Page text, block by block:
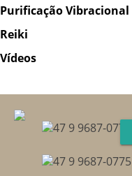
Purificação Vibracional
Reiki
Vídeos
47 9 9687-0775
47 9 9687-0775